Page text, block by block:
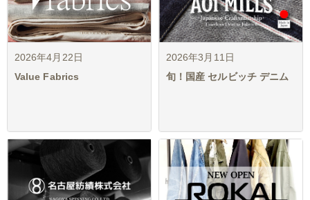
2026年4月22日
Value Fabrics
2026年3月11日
旬！国産 セルビッチ デニム